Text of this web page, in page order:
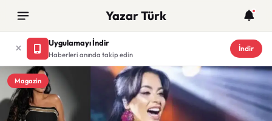
Yazar Türk
Uygulamayı İndir
Haberleri anında takip edin
İndir
Magazin